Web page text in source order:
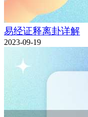
易经证释离卦详解
2023-09-19